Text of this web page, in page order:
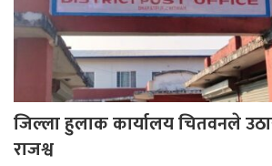
जिल्ला हुलाक कार्यालय चितवनले
राजश्व